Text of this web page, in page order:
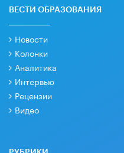
ВЕСТИ ОБРАЗОВАНИЯ
Новости
Колонки
Аналитика
Интервью
Рецензии
Видео